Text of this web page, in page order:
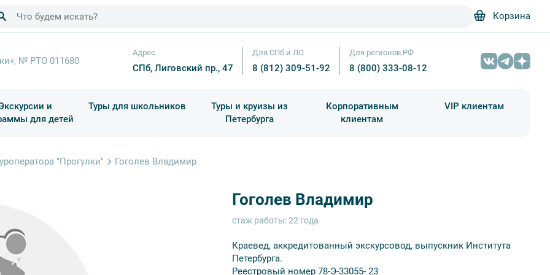
Корзина
№ РТО 011680
Адрес
СПб, Лиговский пр., 47
Для СПб и ЛО
8 (812) 309-51-92
Для регионов РФ
8 (800) 333-08-12
и
для детей
Туры для школьников
Туры и круизы из
Петербурга
Корпоративным
клиентам
VIP клиентам
"Прогулки" Гоголев Владимир
Гоголев Владимир
стаж работы: 22 года
Краевед, аккредитованный экскурсовод, выпускник Института
Петербурга.
Реестровый номер 78-Э-33055- 23